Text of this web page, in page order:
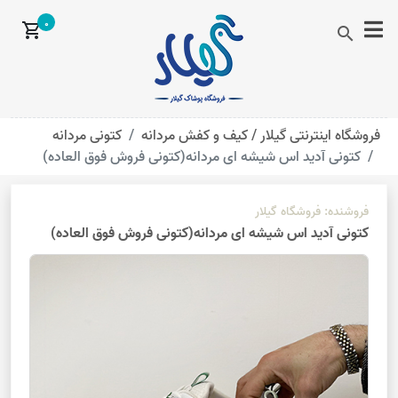
search
shopping_cart0
فروشگاه اینترنتی گیلار /کیف و کفش مردانه
کتونی مردانه
کتونی آدید اس شیشه ای مردانه(کتونی فروش فوق العاده)
فروشنده: فروشگاه گیلار
کتونی آدید اس شیشه ای مردانه(کتونی فروش فوق العاده)